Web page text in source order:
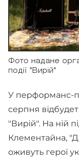
Фото надане
події "Вирій"
У перформанс-
серпня
"Вирій". На ній
Клементайна,
оживуть герої